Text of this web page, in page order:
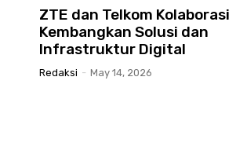
ZTE dan Telkom Kolaborasi
Kembangkan Solusi dan
Infrastruktur Digital
Redaksi - May 14, 2026